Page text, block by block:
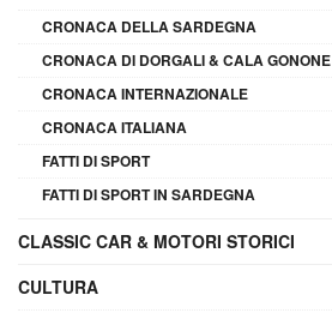
CRONACA DELLA SARDEGNA
CRONACA DI DORGALI & CALA GONONE
CRONACA INTERNAZIONALE
CRONACA ITALIANA
FATTI DI SPORT
FATTI DI SPORT IN SARDEGNA
CLASSIC CAR & MOTORI STORICI
CULTURA